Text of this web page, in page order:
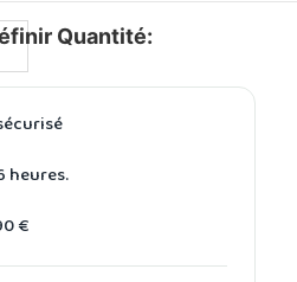
Quantité:
heures.
€